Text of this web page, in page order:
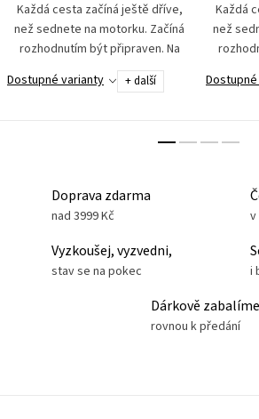
Každá cesta začíná ještě dříve,
než sednete na motorku. Začíná
rozhodnutím být připraven. Na
počasí. Na terén. Na nečekané
situace. Představujeme vám
Dostupné varianty + další
Každá
než
situace.
Doprava zdarma
nad 3999 Kč v
Vyzkoušej, vyzvedni,
stav se na pokec i
Dárkově zabalíme
rovnou k předání